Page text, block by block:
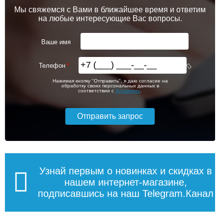
Колонна ValenHouse
Подробнее
Тумба для комплекта
ValenHouse Эллина 120/2
белая, фурнитура бронза
глянец
20 700 23 800
дверный, правый, цвет
глянец
9 550
дверный, правый, цвет
глянец
13 725
Мы свяжемся с Вами в ближайшее время и ответим
на любые интересующие Вас вопросы.
Ваше имя
Телефон
Нажимая кнопку "Отправить", я даю согласие на
обработку своих персональных данных в
соответствии с Условиями
Узнай первым о новинках и скидках в
нашем интернет-магазине,
подписавшись на наш Telegram.Канал